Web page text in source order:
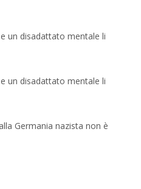
un disadattato mentale li
un disadattato mentale li
Germania nazista non è